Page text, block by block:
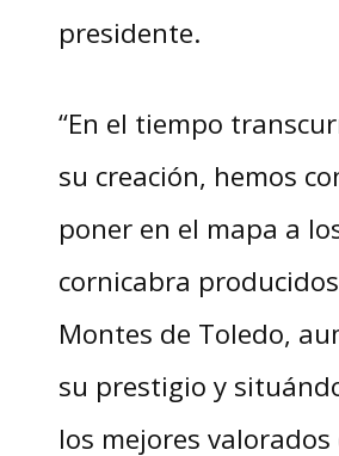
presidente.
“En el tiempo
su creación, hemos
poner en el mapa a
cornicabra
Montes de Toledo,
su prestigio y
los mejores valorados